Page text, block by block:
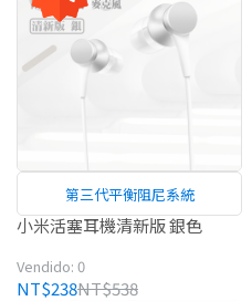
第三代平衡阻尼系統
小米活塞耳機清新版 銀色
Vendido: 0
NT$238NT$538